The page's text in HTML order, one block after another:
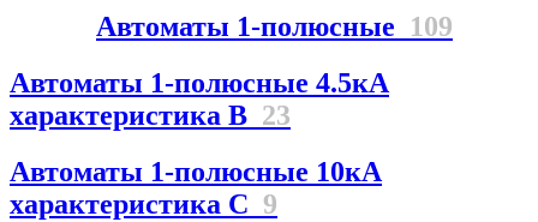
Автоматы 1-полюсные 109
Автоматы 1-полюсные 4.5кА
характеристика В 23
Автоматы 1-полюсные 10кА
характеристика C 9